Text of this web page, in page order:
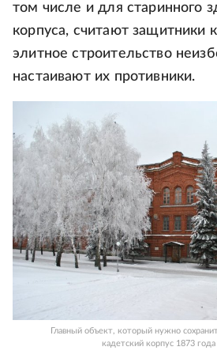
том числе и для старинного
корпуса, считают защитники
элитное строительство
настаивают их противники.
Главный объект, который нужно
кадетский корпус 1873